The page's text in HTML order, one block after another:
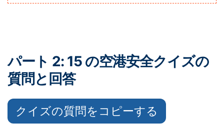
パート 2: 15 の空港安全クイズの
質問と回答
クイズの質問をコピーする